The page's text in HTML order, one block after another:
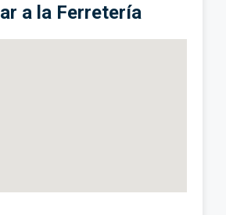
a la Ferretería